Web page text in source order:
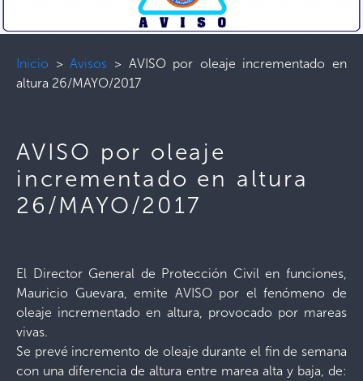
Inicio >Avisos > AVISO por oleaje incrementado en
altura 26/MAYO/2017
AVISO por oleaje
incrementado en altura
26/MAYO/2017
El Director General de Protección Civil en funciones,
Mauricio Guevara, emite AVISO por el fenómeno de
oleaje incrementado en altura, provocado por mareas
vivas.
Se prevé incremento de oleaje durante el fin de semana
con una diferencia de altura entre marea alta y baja, de: